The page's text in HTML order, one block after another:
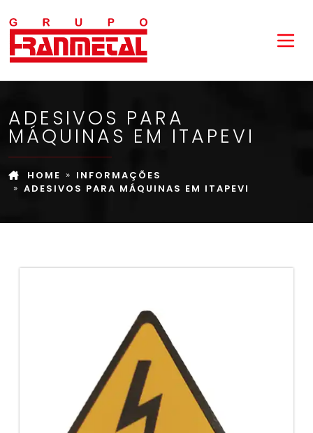
ADESIVOS PARA
MÁQUINAS EM ITAPEVI
HOME
INFORMAÇÕES
ADESIVOS PARA MÁQUINAS EM ITAPEVI